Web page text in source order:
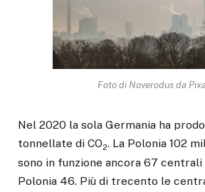
Foto di Noverodus da
Nel 2020 la sola Germania ha
tonnellate di CO2. La Polonia 102
sono in funzione ancora 67 centrali
Polonia 46. Più di trecento le